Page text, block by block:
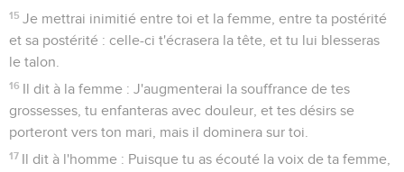
15 Je mettrai inimitié entre toi et la femme, entre ta postérité
et sa postérité : celle-ci t'écrasera la tête, et tu lui blesseras
le talon.
16 Il dit à la femme : J'augmenterai la souffrance de tes
grossesses, tu enfanteras avec douleur, et tes désirs se
porteront vers ton mari, mais il dominera sur toi.
17 Il dit à l'homme : Puisque tu as écouté la voix de ta femme,